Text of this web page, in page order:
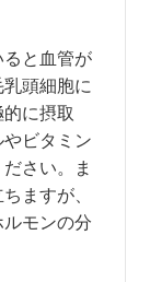
ると血管が
頭細胞に
に摂取
ビタミン
さい。ま
ますが、
モンの分